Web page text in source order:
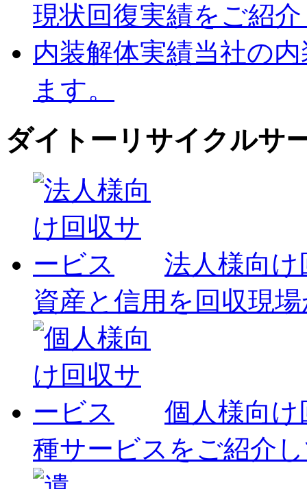
現状回復実績をご紹
内装解体実績当社の
ます。
ダイトーリサイクルサ
法人様向
資産と信用を回収現
個人様向
種サービスをご紹介